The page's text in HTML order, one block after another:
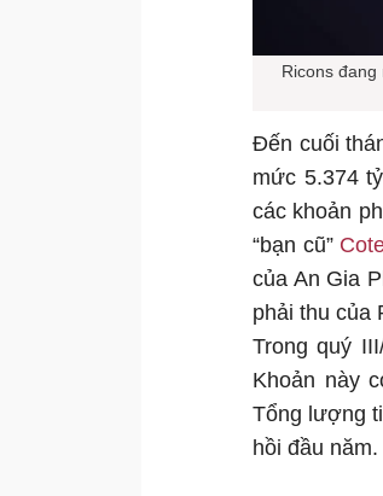
Ricons
Đến cuối
mức 5.374
các khoản
“bạn cũ”
của An Gia
phải thu của
Trong quý
Khoản này
Tổng lượng
hồi đầu năm.